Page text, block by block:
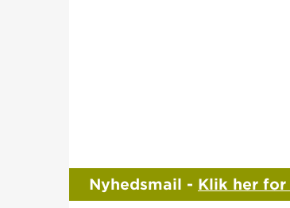
Nyhedsmail - Klik her